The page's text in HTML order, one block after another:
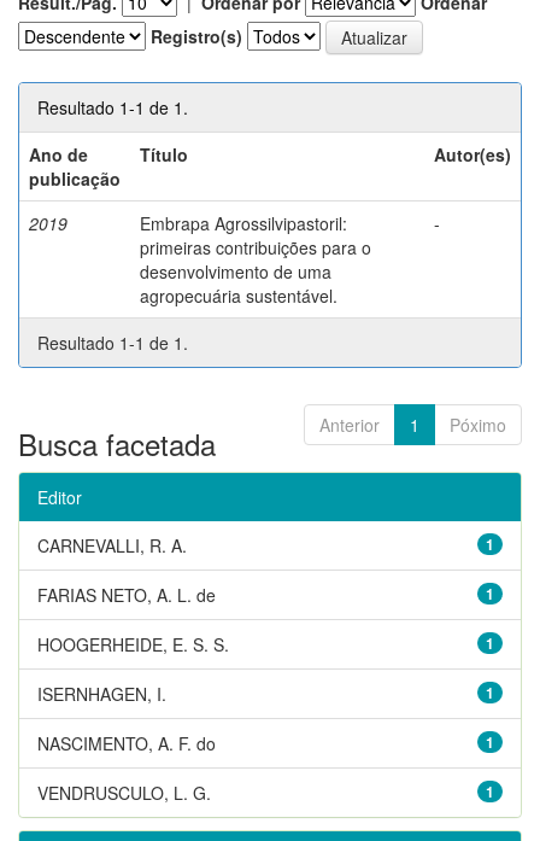
Registro(s)
Resultado 1-1 de 1.
Ano de
publicação
Título Autor(es)
2019
Embrapa Agrossilvipastoril:
primeiras contribuições para o
desenvolvimento de uma
agropecuária sustentável.
-
Resultado 1-1 de 1.
Anterior 1 Póximo
Busca facetada
Editor
1
CARNEVALLI, R. A.
1
FARIAS NETO, A. L. de
1
HOOGERHEIDE, E. S. S.
1
ISERNHAGEN, I.
1
NASCIMENTO, A. F. do
1
VENDRUSCULO, L. G.